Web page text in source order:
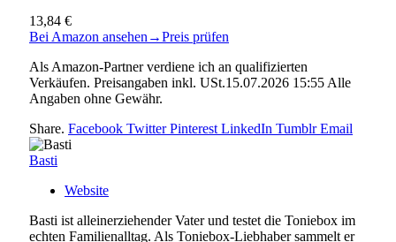
13,84 €
Bei Amazon ansehen→Preis prüfen
Als Amazon-Partner verdiene ich an qualifizierten
Verkäufen. Preisangaben inkl. USt.15.07.2026 15:55 Alle
Angaben ohne Gewähr.
Share. Facebook Twitter Pinterest LinkedIn Tumblr Email
Basti
Website
Basti ist alleinerziehender Vater und testet die Toniebox im
echten Familienalltag. Als Toniebox-Liebhaber sammelt er